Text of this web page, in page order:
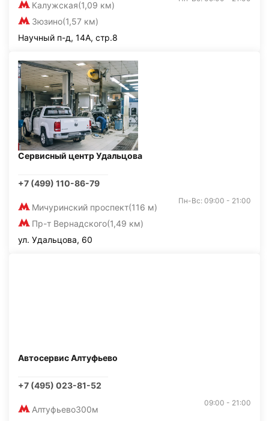
Калужская(1,09 км)
Зюзино(1,57 км)
Научный п-д, 14А, стр.8
Сервисный центр Удальцова
+7 (499) 110-86-79
Мичуринский проспект(116 м)
Пр-т Вернадского(1,49 км)
Пн-Вс: 09:00 - 21:00
ул. Удальцова, 60
Автосервис Алтуфьево
+7 (495) 023-81-52
Алтуфьево300м
09:00 - 21:00